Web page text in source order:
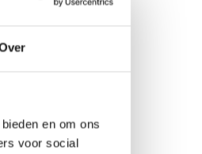
en om ons
voor social